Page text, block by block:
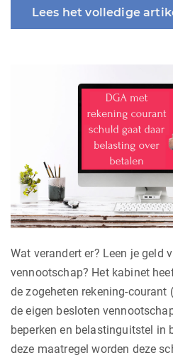
Lees het volledige
Wat verandert er? Leen je geld
vennootschap? Het kabinet
de zogeheten rekening-courant
de eigen besloten
beperken en belastinguitstel in
deze maatregel worden deze